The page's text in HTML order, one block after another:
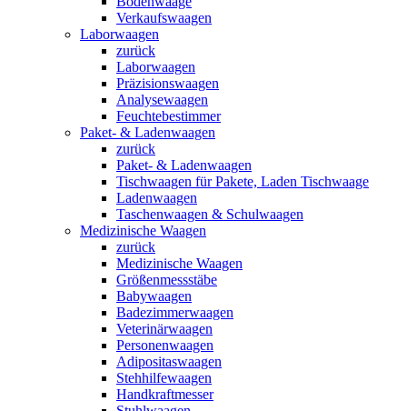
Verkaufswaagen
Laborwaagen
zurück
Laborwaagen
Präzisionswaagen
Analysewaagen
Feuchtebestimmer
Paket- & Ladenwaagen
zurück
Paket- & Ladenwaagen
Tischwaagen für Pakete, Laden Tischwaage
Ladenwaagen
Taschenwaagen & Schulwaagen
Medizinische Waagen
zurück
Medizinische Waagen
Größenmessstäbe
Babywaagen
Badezimmerwaagen
Veterinärwaagen
Personenwaagen
Adipositaswaagen
Stehhilfewaagen
Handkraftmesser